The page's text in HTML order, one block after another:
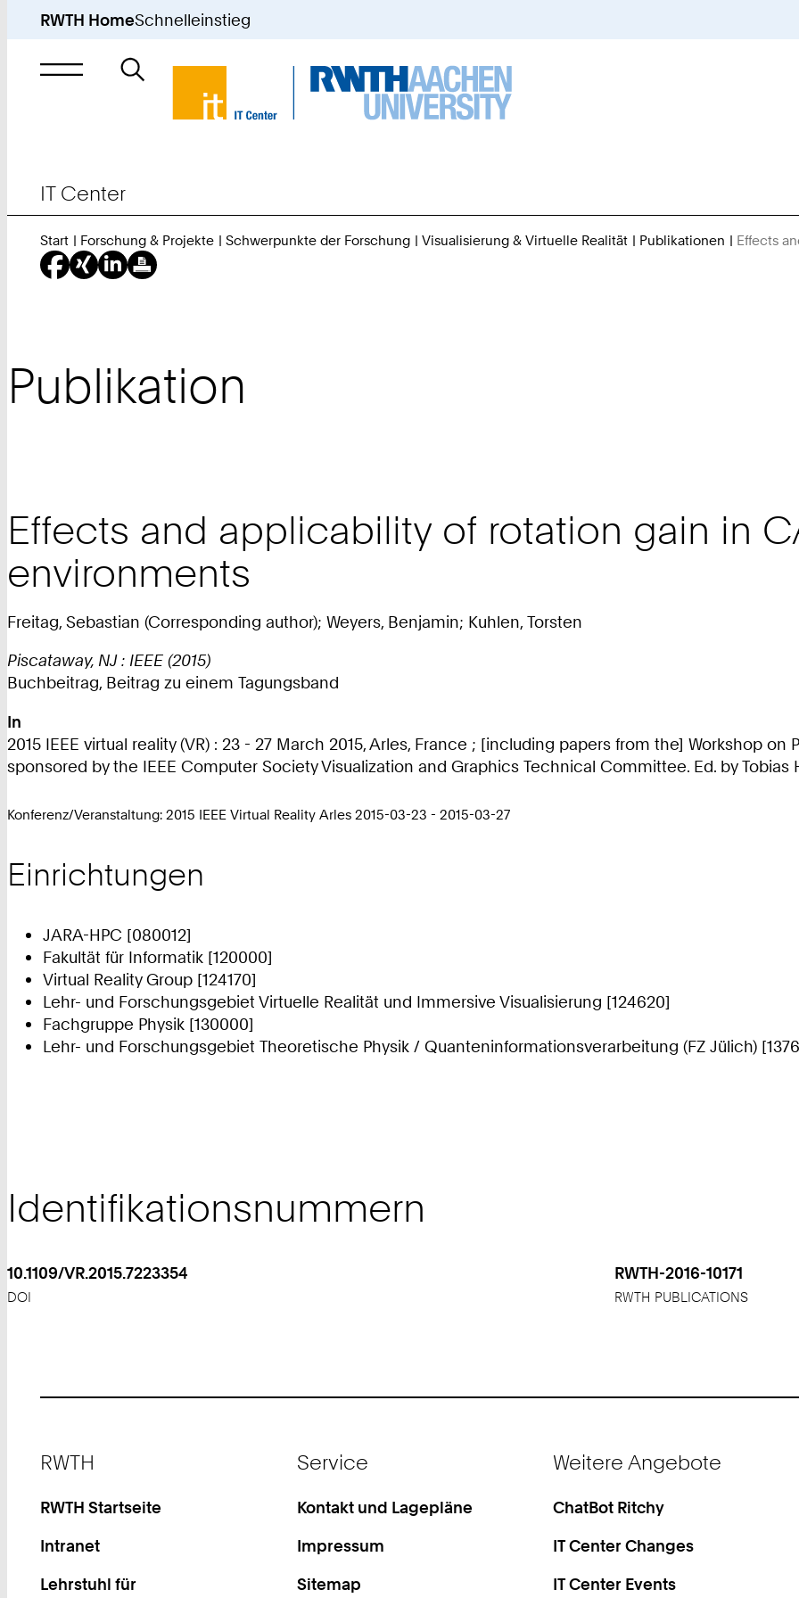
RWTH HomeSchnelleinstieg
Suche
nach
IT Center
Start Forschung & Projekte Schwerpunkte der Forschung Visualisierung & Virtuelle Realität Publikationen Effects
Publikation
Effects and applicability of rotation gain in
environments
Freitag, Sebastian (Corresponding author); Weyers, Benjamin; Kuhlen, Torsten
Piscataway, NJ : IEEE (2015)
Buchbeitrag, Beitrag zu einem Tagungsband
In
2015 IEEE virtual reality (VR) : 23 - 27 March 2015, Arles, France ; [including papers from the] Workshop
sponsored by the IEEE Computer Society Visualization and Graphics Technical Committee. Ed. by Tobias
Konferenz/Veranstaltung: 2015 IEEE Virtual Reality Arles 2015-03-23 - 2015-03-27
Einrichtungen
JARA-HPC [080012]
Fakultät für Informatik [120000]
Virtual Reality Group [124170]
Lehr- und Forschungsgebiet Virtuelle Realität und Immersive Visualisierung [124620]
Fachgruppe Physik [130000]
Lehr- und Forschungsgebiet Theoretische Physik / Quanteninformationsverarbeitung (FZ Jülich)
Identifikationsnummern
10.1109/VR.2015.7223354
DOI
RWTH-2016-10171
RWTH PUBLICATIONS
RWTH
RWTH Startseite
Intranet
Lehrstuhl für
Service
Kontakt und Lagepläne
Impressum
Sitemap
Weitere Angebote
ChatBot Ritchy
IT Center Changes
IT Center Events